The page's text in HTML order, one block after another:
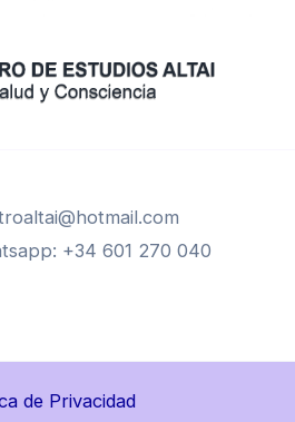
+34 601 270 040
de Privacidad